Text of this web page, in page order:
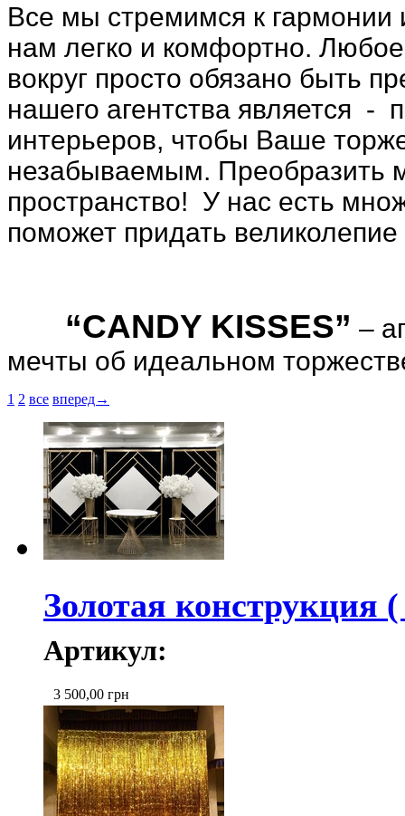
Все мы стремимся к гармонии
нам легко и комфортно.
вокруг просто обязано быть
нашего агентства является -
интерьеров, чтобы Ваше
незабываемым. Преобразить
пространство! У нас есть
поможет придать
“CANDY KISSES” –
мечты об идеальном
1 2 все вперед→
Золотая конструкция
Артикул:
3 500,00 грн